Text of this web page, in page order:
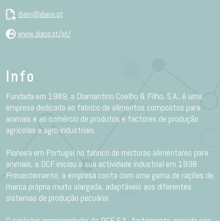
diam@diaco.pt
www.diaco.pt/pt/
Info
Fundada em 1989, a Diamantino Coelho & Filho, S.A., é uma
empresa dedicada ao fabrico de alimentos compostos para
animais e ao comércio de produtos e factores de produção
agrícolas e agro-industriais.
Pioneira em Portugal no fabrico de misturas alimentares para
animais, a DCF iniciou a sua actividade industrial em 1998.
Presentemente, a empresa conta com uma gama de rações de
marca própria muito alargada, adaptáveis aos diferentes
sistemas de produção pecuária.